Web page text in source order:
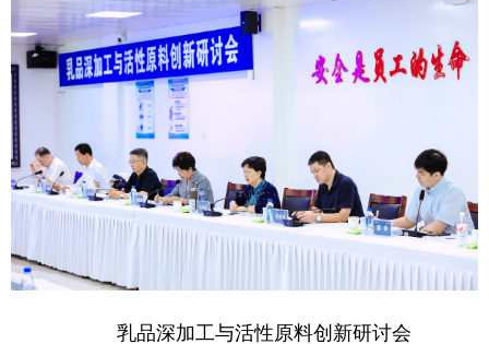
乳品深加工与活性原料创新研讨会